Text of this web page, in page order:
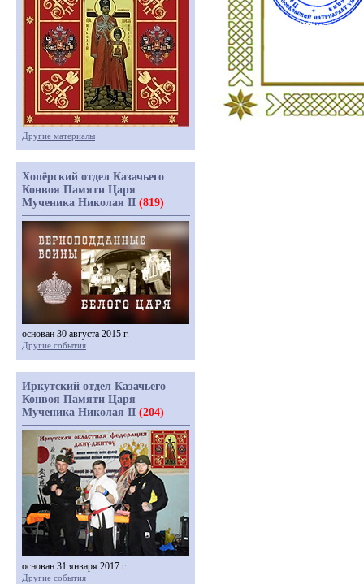
Другие материалы
Хопёрский отдел Казачьего
Конвоя Памяти Царя
Мученика Николая II (819)
основан 30 августа 2015 г.
Другие события
Иркутский отдел Казачьего
Конвоя Памяти Царя
Мученика Николая II (204)
основан 31 января 2017 г.
Другие события